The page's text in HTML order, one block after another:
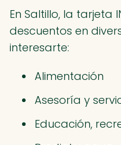
En Saltillo, la tarjeta
descuentos en
interesarte:
Alimentación
Asesoría y
Educación,